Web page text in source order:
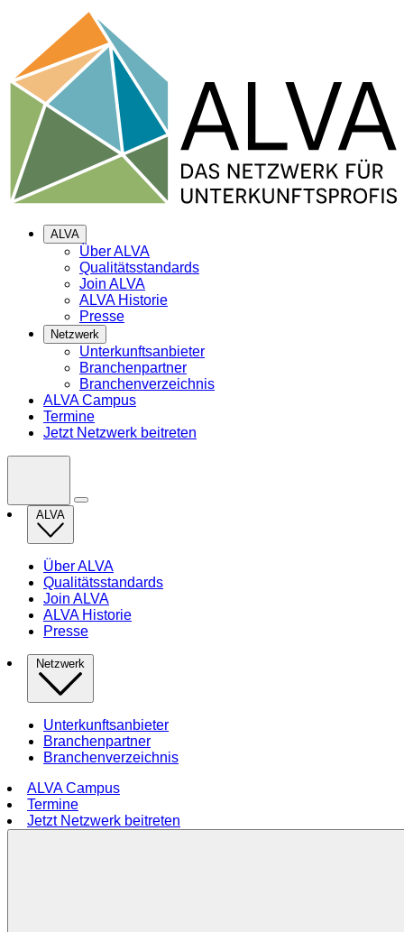
ALVA
Über ALVA
Qualitätsstandards
Join ALVA
ALVA Historie
Presse
Netzwerk
Unterkunftsanbieter
Branchenpartner
Branchenverzeichnis
ALVA Campus
Termine
Jetzt Netzwerk beitreten
ALVA
Über ALVA
Qualitätsstandards
Join ALVA
ALVA Historie
Presse
Netzwerk
Unterkunftsanbieter
Branchenpartner
Branchenverzeichnis
ALVA Campus
Termine
Jetzt Netzwerk beitreten